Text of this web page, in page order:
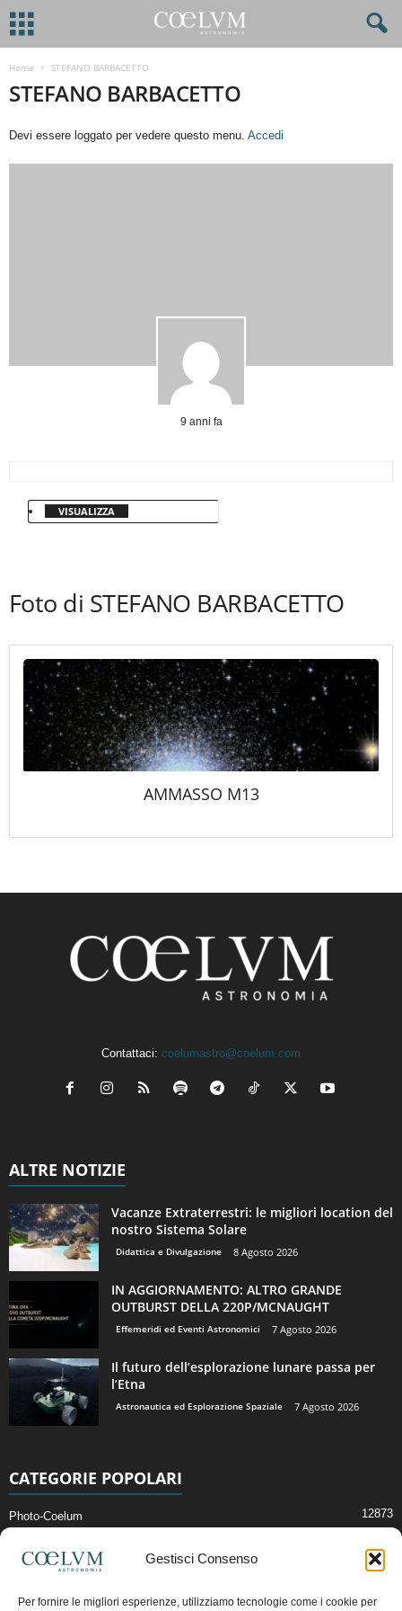
Gestisci Consenso
Per fornire le migliori esperienze, utilizziamo tecnologie come i cookie per
Home STEFANO BARBACETTO
STEFANO BARBACETTO
Devi essere loggato per vedere questo menu. Accedi
9 anni fa
VISUALIZZA
Foto di STEFANO BARBACETTO
AMMASSO M13
Contattaci: coelumastro@coelum.com
ALTRE NOTIZIE
Vacanze Extraterrestri: le migliori location del
nostro Sistema Solare
Didattica e Divulgazione 8 Agosto 2026
IN AGGIORNAMENTO: ALTRO GRANDE
OUTBURST DELLA 220P/MCNAUGHT
Effemeridi ed Eventi Astronomici 7 Agosto 2026
Il futuro dell’esplorazione lunare passa per
l’Etna
Astronautica ed Esplorazione Spaziale 7 Agosto 2026
CATEGORIE POPOLARI
Photo-Coelum 12873
News di Astronomia 2412
Cielo del Mese